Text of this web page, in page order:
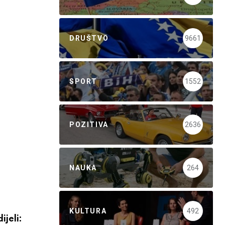
DRUŠTVO 9661
SPORT 1552
POZITIVA 2636
NAUKA 264
KULTURA 492